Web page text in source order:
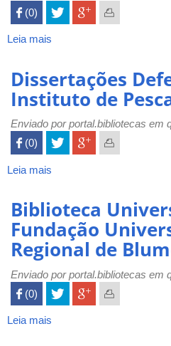
(ITA)
 (0)
Leia mais
-
Instituto
Pesquisas
e
Estudos
Dissertações
Instituto de
Enviado porportal.bibliotecas em
 (0)
Leia mais
-
Instituto
de
Pesca
Biblioteca
Fundação
Regional de
Enviado porportal.bibliotecas em
 (0)
Leia mais